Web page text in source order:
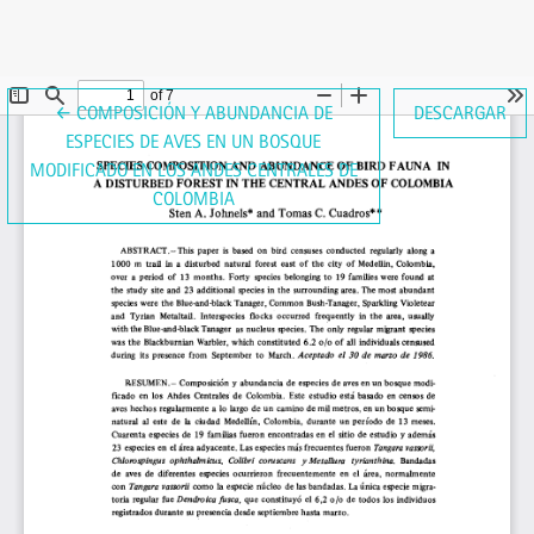
←VOLVER A LOS DETALLES DEL ARTÍCULO
COMPOSICIÓN Y ABUNDANCIA DE
ESPECIES DE AVES EN UN BOSQUE
MODIFICADO EN LOS ANDES CENTRALES DE
COLOMBIA
DESCARGAR